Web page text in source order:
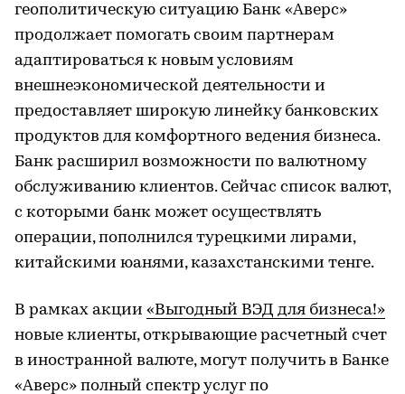
геополитическую ситуацию Банк «Аверс»
продолжает помогать своим партнерам
адаптироваться к новым условиям
внешнеэкономической деятельности и
предоставляет широкую линейку банковских
продуктов для комфортного ведения бизнеса.
Банк расширил возможности по валютному
обслуживанию клиентов. Сейчас список валют,
с которыми банк может осуществлять
операции, пополнился турецкими лирами,
китайскими юанями, казахстанскими тенге.
В рамках акции «Выгодный ВЭД для бизнеса!»
новые клиенты, открывающие расчетный счет
в иностранной валюте, могут получить в Банке
«Аверс» полный спектр услуг по